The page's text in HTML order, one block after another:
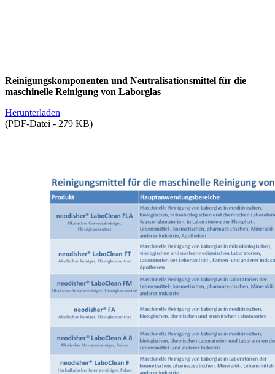
Reinigungskomponenten und Neutralisationsmittel für die
maschinelle Reinigung von Laborglas
Herunterladen
(PDF-Datei - 279 KB)